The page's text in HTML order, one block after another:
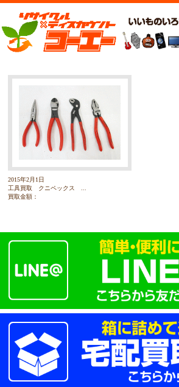
2015年2月1日
工具買取 クニペックス ...
買取金額：